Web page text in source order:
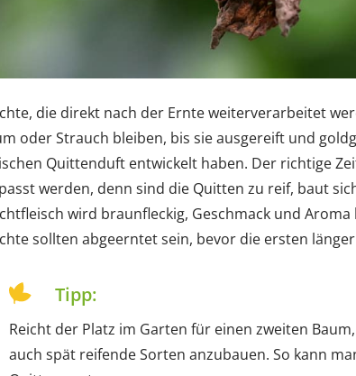
die direkt nach der Ernte weiterverarbeitet
oder Strauch bleiben, bis sie ausgereift und
Quittenduft entwickelt haben. Der richtige
werden, denn sind die Quitten zu reif, baut
wird braunfleckig, Geschmack und
sollten abgeerntet sein, bevor die ersten
Tipp:
Reicht der Platz im Garten für einen zweiten
auch spät reifende Sorten anzubauen. So kann